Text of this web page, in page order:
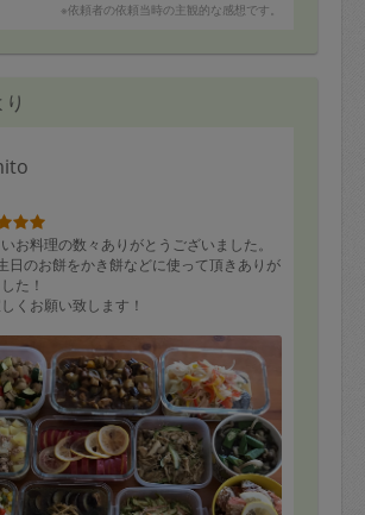
※依頼者の依頼当時の主観的な感想です。
お料理の数々ありがとうございました。
日のお餅をかき餅などに使って頂きありが
た！
くお願い致します！